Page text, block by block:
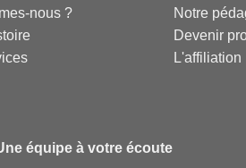
nous ?
Notre
Devenir
L'affiliation
équipe à votre écoute